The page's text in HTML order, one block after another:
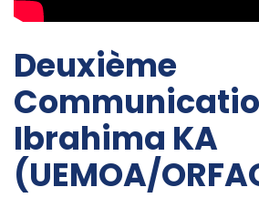
Deuxième
Ibrahima KA
(UEMOA/